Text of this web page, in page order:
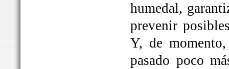
humedal,
prevenir
Y, de
pasado poco